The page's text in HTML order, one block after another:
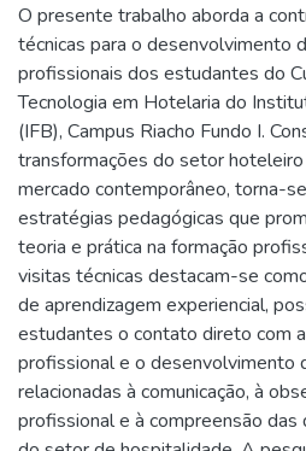
O presente trabalho aborda a
técnicas para o desenvolvimento
profissionais dos estudantes do
Tecnologia em Hotelaria do
(IFB), Campus Riacho Fundo I.
transformações do setor
mercado contemporâneo, torna-
estratégias pedagógicas que
teoria e prática na formação
visitas técnicas destacam-se
de aprendizagem experiencial,
estudantes o contato direto com
profissional e o desenvolvimento
relacionadas à comunicação, à
profissional e à compreensão das